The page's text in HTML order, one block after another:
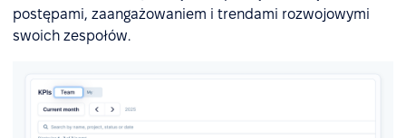
postępami, zaangażowaniem i trendami rozwojowymi
swoich zespołów.